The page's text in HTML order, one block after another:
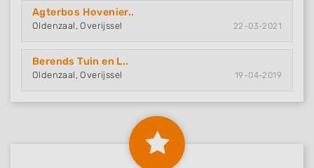
Agterbos Hovenier..
Oldenzaal, Overijssel 22-03-2021
Berends Tuin en L..
Oldenzaal, Overijssel 19-04-2019